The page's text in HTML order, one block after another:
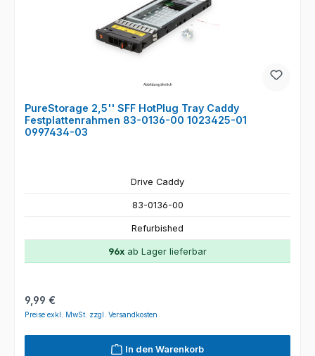
PureStorage 2,5'' SFF HotPlug Tray Caddy
Festplattenrahmen 83-0136-00 1023425-01
0997434-03
Drive Caddy
83-0136-00
Refurbished
96x ab Lager lieferbar
Regulärer Preis:
9,99 €
Preise exkl. MwSt. zzgl. Versandkosten
In den Warenkorb